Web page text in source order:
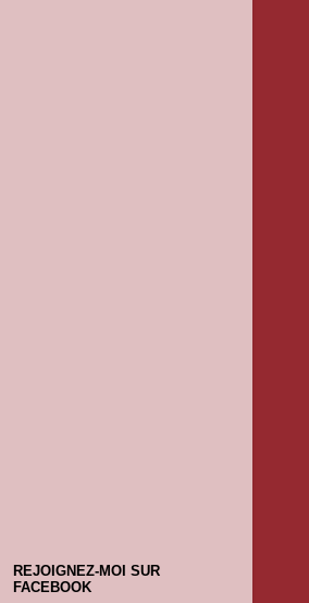
REJOIGNEZ-MOI SUR
FACEBOOK